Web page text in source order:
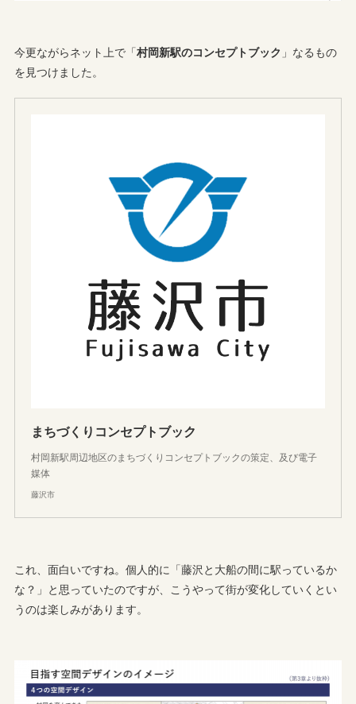
今更ながらネット上で「村岡新駅のコンセプトブック 」なるもの
を見つけました。
まちづくりコンセプトブック
村岡新駅周辺地区のまちづくりコンセプトブックの策定、及び電子
媒体
藤沢市
これ、面白いですね。個人的に「藤沢と大船の間に駅っているか
な？」と思っていたのですが、こうやって街が変化していくとい
うのは楽しみがあります。